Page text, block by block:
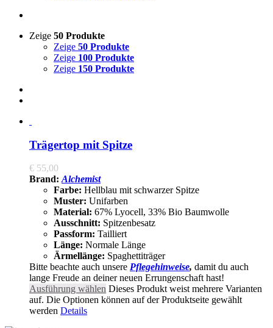
Zeige 50 Produkte
Zeige 50 Produkte
Zeige 100 Produkte
Zeige 150 Produkte
Trägertop mit Spitze
€ 55,00
Brand: Alchemist
Farbe: Hellblau mit schwarzer Spitze
Muster: Unifarben
Material: 67% Lyocell, 33% Bio Baumwolle
Ausschnitt: Spitzenbesatz
Passform: Tailliert
Länge: Normale Länge
Ärmellänge: Spaghettiträger
Bitte beachte auch unsere Pflegehinweise, damit du auch
lange Freude an deiner neuen Errungenschaft hast!
Ausführung wählen Dieses Produkt weist mehrere Varianten
auf. Die Optionen können auf der Produktseite gewählt
werden Details